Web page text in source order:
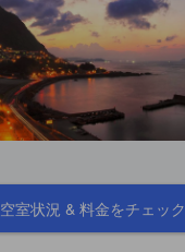
空室状況 & 料金をチェック